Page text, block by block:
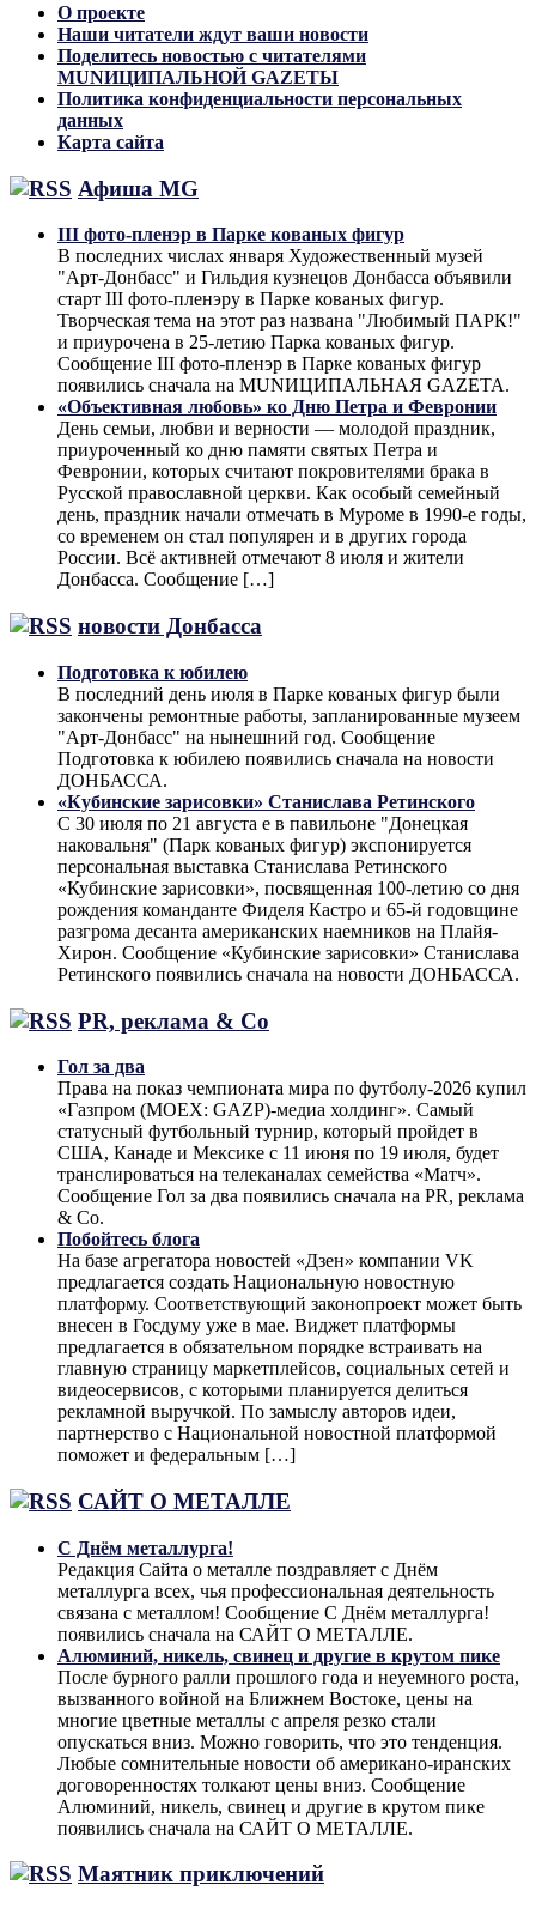
О проекте
Наши читатели ждут ваши новости
Поделитесь новостью с читателями
MUNИЦИПАЛЬНОЙ GAZЕТЫ
Политика конфиденциальности персональных
данных
Карта сайта
Афиша MG
III фото-пленэр в Парке кованых фигур
В последних числах января Художественный музей
"Арт-Донбасс" и Гильдия кузнецов Донбасса объявили
старт III фото-пленэру в Парке кованых фигур.
Творческая тема на этот раз названа "Любимый ПАРК!"
и приурочена в 25-летию Парка кованых фигур.
Сообщение III фото-пленэр в Парке кованых фигур
появились сначала на MUNИЦИПАЛЬНАЯ GAZЕТА.
«Объективная любовь» ко Дню Петра и Февронии
День семьи, любви и верности — молодой праздник,
приуроченный ко дню памяти святых Петра и
Февронии, которых считают покровителями брака в
Русской православной церкви. Как особый семейный
день, праздник начали отмечать в Муроме в 1990-е годы,
со временем он стал популярен и в других города
России. Всё активней отмечают 8 июля и жители
Донбасса. Сообщение […]
новости Донбасса
Подготовка к юбилею
В последний день июля в Парке кованых фигур были
закончены ремонтные работы, запланированные музеем
"Арт-Донбасс" на нынешний год. Сообщение
Подготовка к юбилею появились сначала на новости
ДОНБАССА.
«Кубинские зарисовки» Станислава Ретинского
С 30 июля по 21 августа е в павильоне "Донецкая
наковальня" (Парк кованых фигур) экспонируется
персональная выставка Станислава Ретинского
«Кубинские зарисовки», посвященная 100-летию со дня
рождения команданте Фиделя Кастро и 65-й годовщине
разгрома десанта американских наемников на Плайя-
Хирон. Сообщение «Кубинские зарисовки» Станислава
Ретинского появились сначала на новости ДОНБАССА.
PR, реклама & Co
Гол за два
Права на показ чемпионата мира по футболу-2026 купил
«Газпром (MOEX: GAZP)-медиа холдинг». Самый
статусный футбольный турнир, который пройдет в
США, Канаде и Мексике с 11 июня по 19 июля, будет
транслироваться на телеканалах семейства «Матч».
Сообщение Гол за два появились сначала на PR, реклама
& Co.
Побойтесь блога
На базе агрегатора новостей «Дзен» компании VK
предлагается создать Национальную новостную
платформу. Соответствующий законопроект может быть
внесен в Госдуму уже в мае. Виджет платформы
предлагается в обязательном порядке встраивать на
главную страницу маркетплейсов, социальных сетей и
видеосервисов, с которыми планируется делиться
рекламной выручкой. По замыслу авторов идеи,
партнерство с Национальной новостной платформой
поможет и федеральным […]
САЙТ О МЕТАЛЛЕ
С Днём металлурга!
Редакция Сайта о металле поздравляет с Днём
металлурга всех, чья профессиональная деятельность
связана с металлом! Сообщение С Днём металлурга!
появились сначала на САЙТ О МЕТАЛЛЕ.
Алюминий, никель, свинец и другие в крутом пике
После бурного ралли прошлого года и неуемного роста,
вызванного войной на Ближнем Востоке, цены на
многие цветные металлы с апреля резко стали
опускаться вниз. Можно говорить, что это тенденция.
Любые сомнительные новости об американо-иранских
договоренностях толкают цены вниз. Сообщение
Алюминий, никель, свинец и другие в крутом пике
появились сначала на САЙТ О МЕТАЛЛЕ.
Маятник приключений